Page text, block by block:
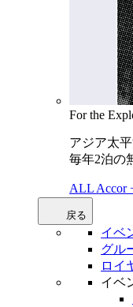
For the
アジア太
毎年2泊の
ALL Accor
戻る
イベ
グル
ロイ
イベ